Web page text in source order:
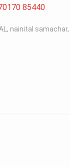
85440
, nainital samachar,